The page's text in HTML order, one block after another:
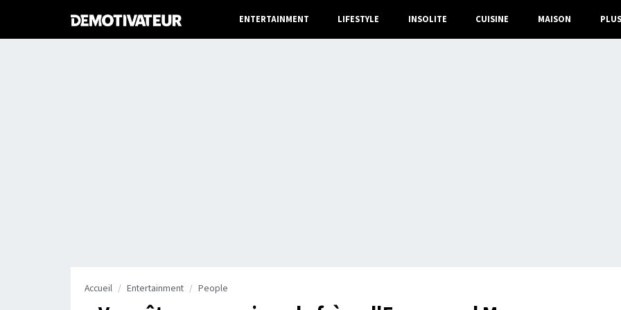
ENTERTAINMENT LIFESTYLE INSOLITE CUISINE MAISON PLUS
Accueil Entertainment People